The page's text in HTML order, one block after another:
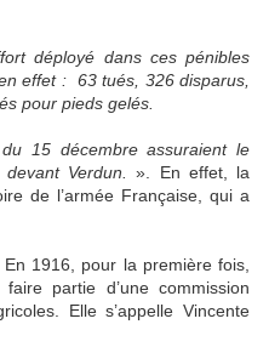
déployé dans ces pénibles
effet : 63 tués, 326 disparus,
pour pieds gelés.
15 décembre assuraient le
Verdun.
». En effet, la
de l’armée Française, qui a
En 1916, pour la première fois,
partie d’une commission
Elle s’appelle Vincente